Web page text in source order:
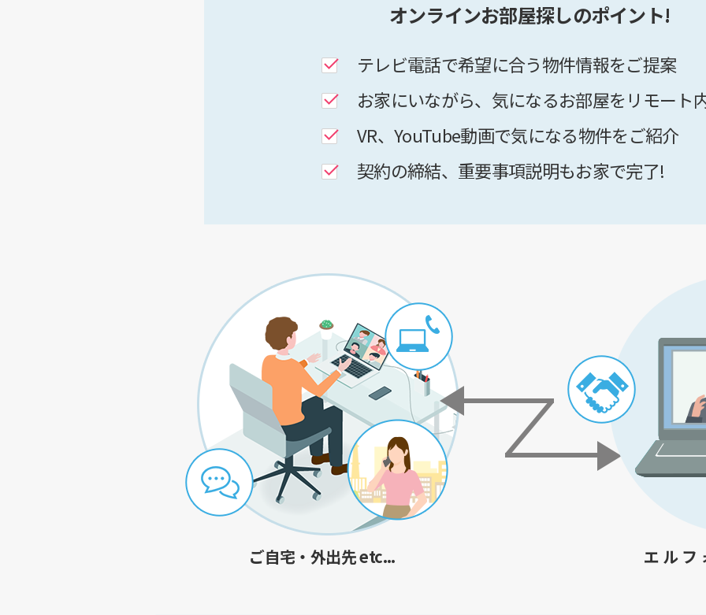
オンラインお部屋探しのポイント!
テレビ電話で希望に合う物件情報をご提案
お家にいながら、気になるお部屋をリモート
VR、YouTube動画で気になる物件をご紹介
契約の締結、重要事項説明もお家で完了!
ご自宅・外出先 etc... エル